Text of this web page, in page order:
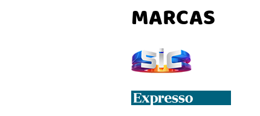
MARCAS